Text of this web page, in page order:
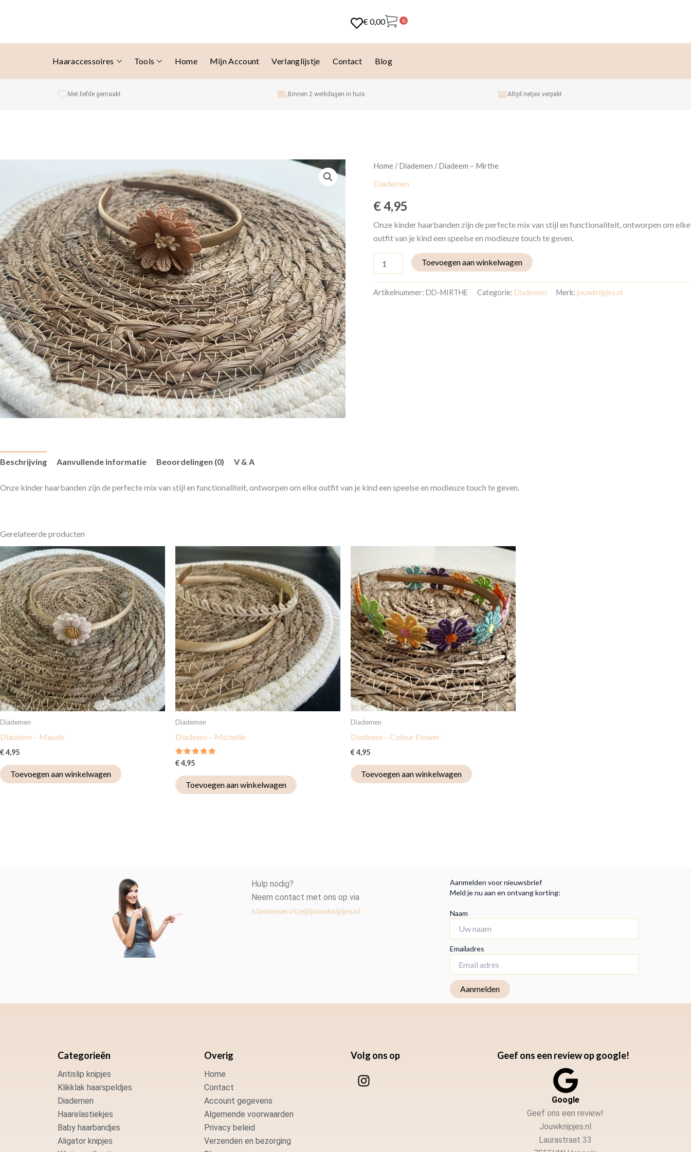
€0,00 0
Haaraccessoires Tools Home Mijn Account Verlanglijstje Contact Blog
Met liefde gemaakt Binnen 2 werkdagen in huis Altijd netjes verpakt
Home/Diademen / Diadeem – Mirthe
Diademen
€4,95
Onze kinder haarbanden zijn de perfecte mix van stijl en functionaliteit, ontworpen om elke
outfit van je kind een speelse en modieuze touch te geven.
Diadeem
Mirthe
Toevoegen aan winkelwagen
Artikelnummer: DD-MIRTHE Categorie: Diademen Merk: jouwknipjes.nl
Beschrijving Aanvullende informatie Beoordelingen (0) V & A
Onze kinder haarbanden zijn de perfecte mix van stijl en functionaliteit, ontworpen om elke outfit van je kind een speelse en modieuze touch te geven.
Gerelateerde producten
Diademen
Diadeem – Maudy
€4,95
Toevoegen aan winkelwagen
Diademen
Diadeem – Michelle
Gewaardeerd
5.00
uit 5
€4,95
Toevoegen aan winkelwagen
Diademen
Diadeem – Colour Flower
€4,95
Toevoegen aan winkelwagen
Hulp nodig?
Neem contact met ons op via
klantenservice@jouwknipjes.nl
Aanmelden voor nieuwsbrief
Meld je nu aan en ontvang korting:
Naam
Emailadres
Categorieën
Antislip knipjes
Klikklak haarspeldjes
Diademen
Haarelastiekjes
Baby haarbandjes
Aligator knipjes
Overig
Home
Contact
Account gegevens
Algemende voorwaarden
Privacy beleid
Verzenden en bezorging
Volg ons op
I
n
Geef ons een review op google!
Google
Geef ons een review!
Jouwknipjes.nl
Laurastraat 33